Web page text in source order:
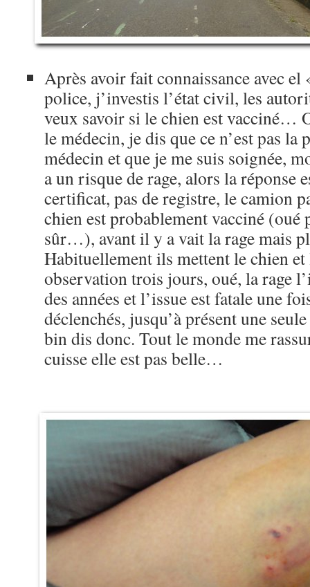
Après avoir fait connaissance avec
police, j’investis l’état civil, les
veux savoir si le chien est vacciné…
le médecin, je dis que ce n’est pas la
médecin et que je me suis soignée,
a un risque de rage, alors la réponse
certificat, pas de registre, le camion
chien est probablement vacciné (oué
sûr…), avant il y a vait la rage mais
Habituellement ils mettent le chien et
observation trois jours, oué, la rage
des années et l’issue est fatale une
déclenchés, jusqu’à présent une
bin dis donc. Tout le monde me
cuisse elle est pas belle…